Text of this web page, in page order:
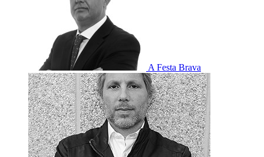
A Festa Brava